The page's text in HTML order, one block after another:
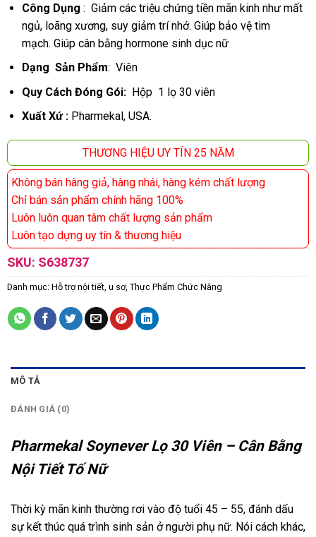
Công Dụng : Giảm các triệu chứng tiền mãn kinh như mất
ngủ, loãng xương, suy giảm trí nhớ. Giúp bảo vệ tim
mạch. Giúp cân bằng hormone sinh dục nữ
Dạng Sản Phẩm: Viên
Quy Cách Đóng Gói:Hộp 1 lọ 30 viên
Xuất Xứ : Pharmekal, USA.
THƯƠNG HIỆU UY TÍN 25 NĂM
Không bán hàng giả, hàng nhái, hàng kém chất lượng
Chỉ bán sản phẩm chính hãng 100%
Luôn luôn quan tâm chất lượng sản phẩm
Luôn tạo dựng uy tín & thương hiệu
SKU: S638737
Danh mục: Hỗ trợ nội tiết, u sơ, Thực Phẩm Chức Năng
MÔ TẢ
ĐÁNH GIÁ (0)
Pharmekal Soynever Lọ 30 Viên – Cân Bằng
Nội Tiết Tố Nữ
Thời kỳ mãn kinh thường rơi vào độ tuổi 45 – 55, đánh dấu
sự kết thúc quá trình sinh sản ở người phụ nữ. Nói cách khác,